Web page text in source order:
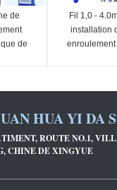
de
de
Fil 1,0 -
installation
enroulement
HUA YI DA
ROUTE NO.1,
CHINE DE XINGYUE